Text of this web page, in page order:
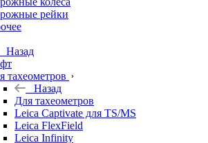
рейки
Назад
тахеометров
Назад
Для тахеометров
Leica Captivate для TS/MS
Leica FlexField
Leica Infinity